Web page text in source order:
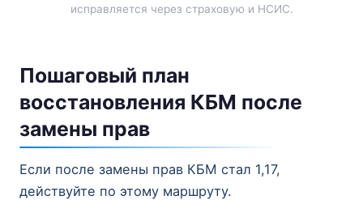
исправляется через страховую и НСИС.
Пошаговый план
восстановления КБМ после
замены прав
Если после замены прав КБМ стал 1,17,
действуйте по этому маршруту.